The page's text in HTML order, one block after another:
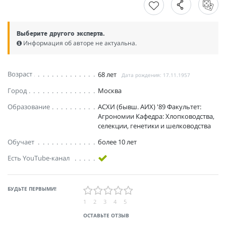
Выберите другого эксперта.
Информация об авторе не актуальна.
Возраст 68 лет Дата рождения: 17.11.1957
Город
Москва
Образование
АСХИ (бывш. АИХ) '89 Факультет:
Агрономии Кафедра: Хлопководства,
селекции, генетики и шелководства
Обучает
более 10 лет
Есть YouTube-канал
БУДЬТЕ ПЕРВЫМИ!
ОСТАВЬТЕ ОТЗЫВ
1 2 3 4 5